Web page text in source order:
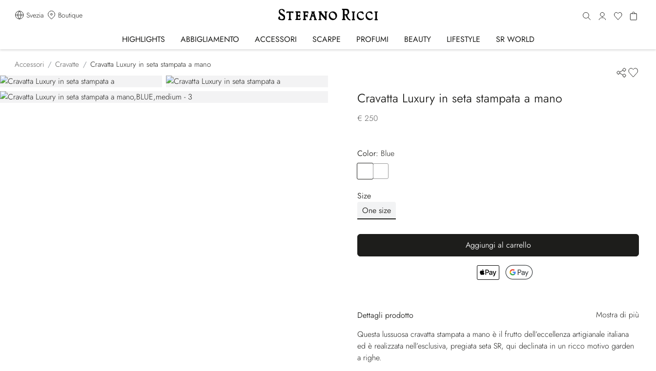
Svezia Boutique
HIGHLIGHTS ABBIGLIAMENTO ACCESSORI SCARPE PROFUMI BEAUTY LIFESTYLE SR WORLD
Accessori Cravatte Cravatta Luxury in seta stampata a mano
Cravatta Luxury in seta stampata a mano
€ 250
Color:
blue
Size
One size
Aggiungi al carrello
Dettagli prodotto
Mostra di più
Questa lussuosa cravatta stampata a mano è il frutto dell’eccellenza artigianale italiana
ed è realizzata nell’esclusiva, pregiata seta SR, qui declinata in un ricco motivo garden
a righe.